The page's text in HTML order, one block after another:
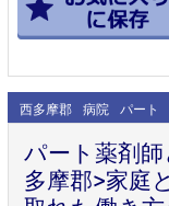
西多摩郡 病院 パート
パート薬剤
多摩郡>家庭